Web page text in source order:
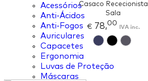
Acessórios
Anti-Ácidos
Anti-Fogos
Auriculares
Capacetes
Ergonomia
Luvas de Proteção
Máscaras
Casaco Rececionista
Sala
€78,00 IVA inc.